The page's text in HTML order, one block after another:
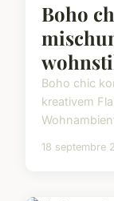
Boho
Boho chic
kreativem
18 septembre